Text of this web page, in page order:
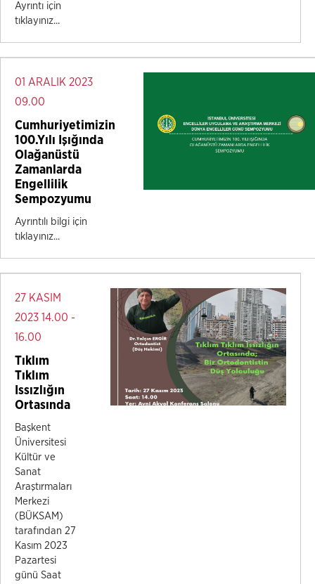
Ayrıntı için
tıklayınız...
01 ARALIK 2023
09.00
Cumhuriyetimizin
100.Yılı Işığında
Olağanüstü
Zamanlarda
Engellilik
Sempozyumu
Ayrıntılı bilgi için
tıklayınız...
27 KASIM
2023 14.00 -
16.00
Tıklım
Tıklım
Issızlığın
Ortasında
Başkent
Üniversitesi
Kültür ve
Sanat
Araştırmaları
Merkezi
(BÜKSAM)
tarafından 27
Kasım 2023
Pazartesi
günü Saat